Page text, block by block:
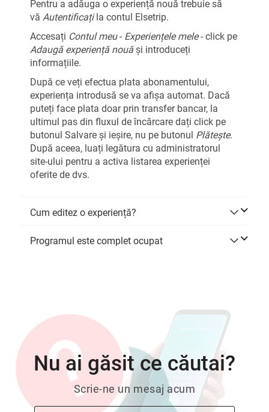
Pentru a adăuga o experiență nouă trebuie să
vă Autentificațila contul Elsetrip.
Accesați Contul meu- Experiențele mele- click pe
Adaugă experiență nouăși introduceți
informațiile.
După ce veți efectua plata abonamentului,
experiența introdusă se va afișa automat. Dacă
puteți face plata doar prin transfer bancar, la
ultimul pas din fluxul de încărcare dați click pe
butonul Salvare și ieșire, nu pe butonul Plătește.
După aceea, luați legătura cu administratorul
site-ului pentru a activa listarea experienței
oferite de dvs.
Cum editez o experiență?
Programul este complet ocupat
Nu ai găsit ce căutai?
Scrie-ne un mesaj acum